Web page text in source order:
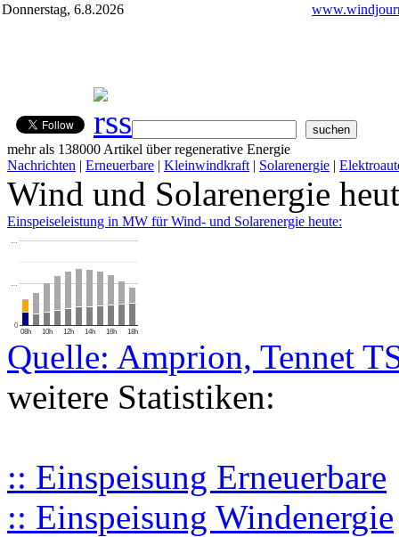
Donnerstag, 6.8.2026
mehr als 138000 Artikel über regenerative Energie
Nachrichten | Erneuerbare | Kleinwindkraft | Solarenergie |
Wind und Solarenergie
Einspeiseleistung in MW für Wind- und Solarenergie heute:
08h 10h 12h 14h 16h 18h
0
…
…
Quelle: Amprion, Tennet
weitere Statistiken:
:: Einspeisung Erneuerbare
:: Einspeisung Windenergie